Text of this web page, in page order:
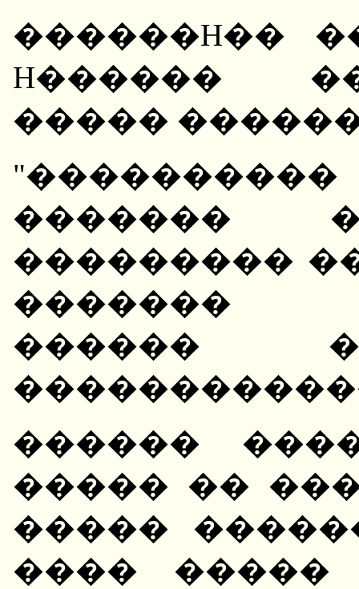
������H��
H������
�����
�������
���������
�������
������
����� ��
�����
���� �����